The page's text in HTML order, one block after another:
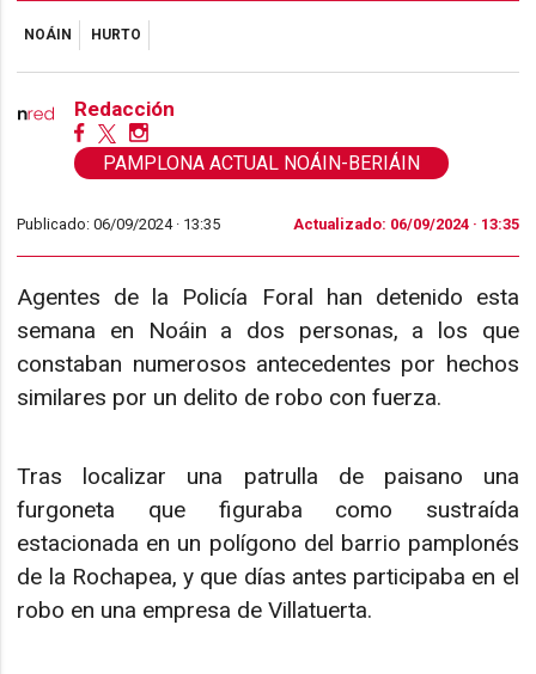
NOÁIN HURTO
Redacción
PAMPLONA ACTUAL NOÁIN-BERIÁIN
Publicado: 06/09/2024 · 13:35 Actualizado: 06/09/2024 · 13:35
Agentes de la Policía Foral han detenido esta
semana en Noáin a dos personas, a los que
constaban numerosos antecedentes por hechos
similares por un delito de robo con fuerza.
Tras localizar una patrulla de paisano una
furgoneta que figuraba como sustraída
estacionada en un polígono del barrio pamplonés
de la Rochapea, y que días antes participaba en el
robo en una empresa de Villatuerta.